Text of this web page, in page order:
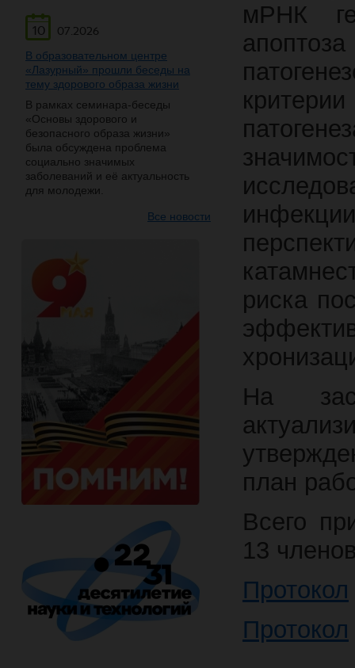
10
07.2026
В образовательном центре
«Лазурный» прошли беседы на
тему здорового образа жизни
В рамках семинара-беседы
«Основы здорового и
безопасного образа жизни»
была обсуждена проблема
социально значимых
заболеваний и её актуальность
для молодежи.
Все новости
мРНК
риска
На
план
Всего
13
Протокол
Протокол